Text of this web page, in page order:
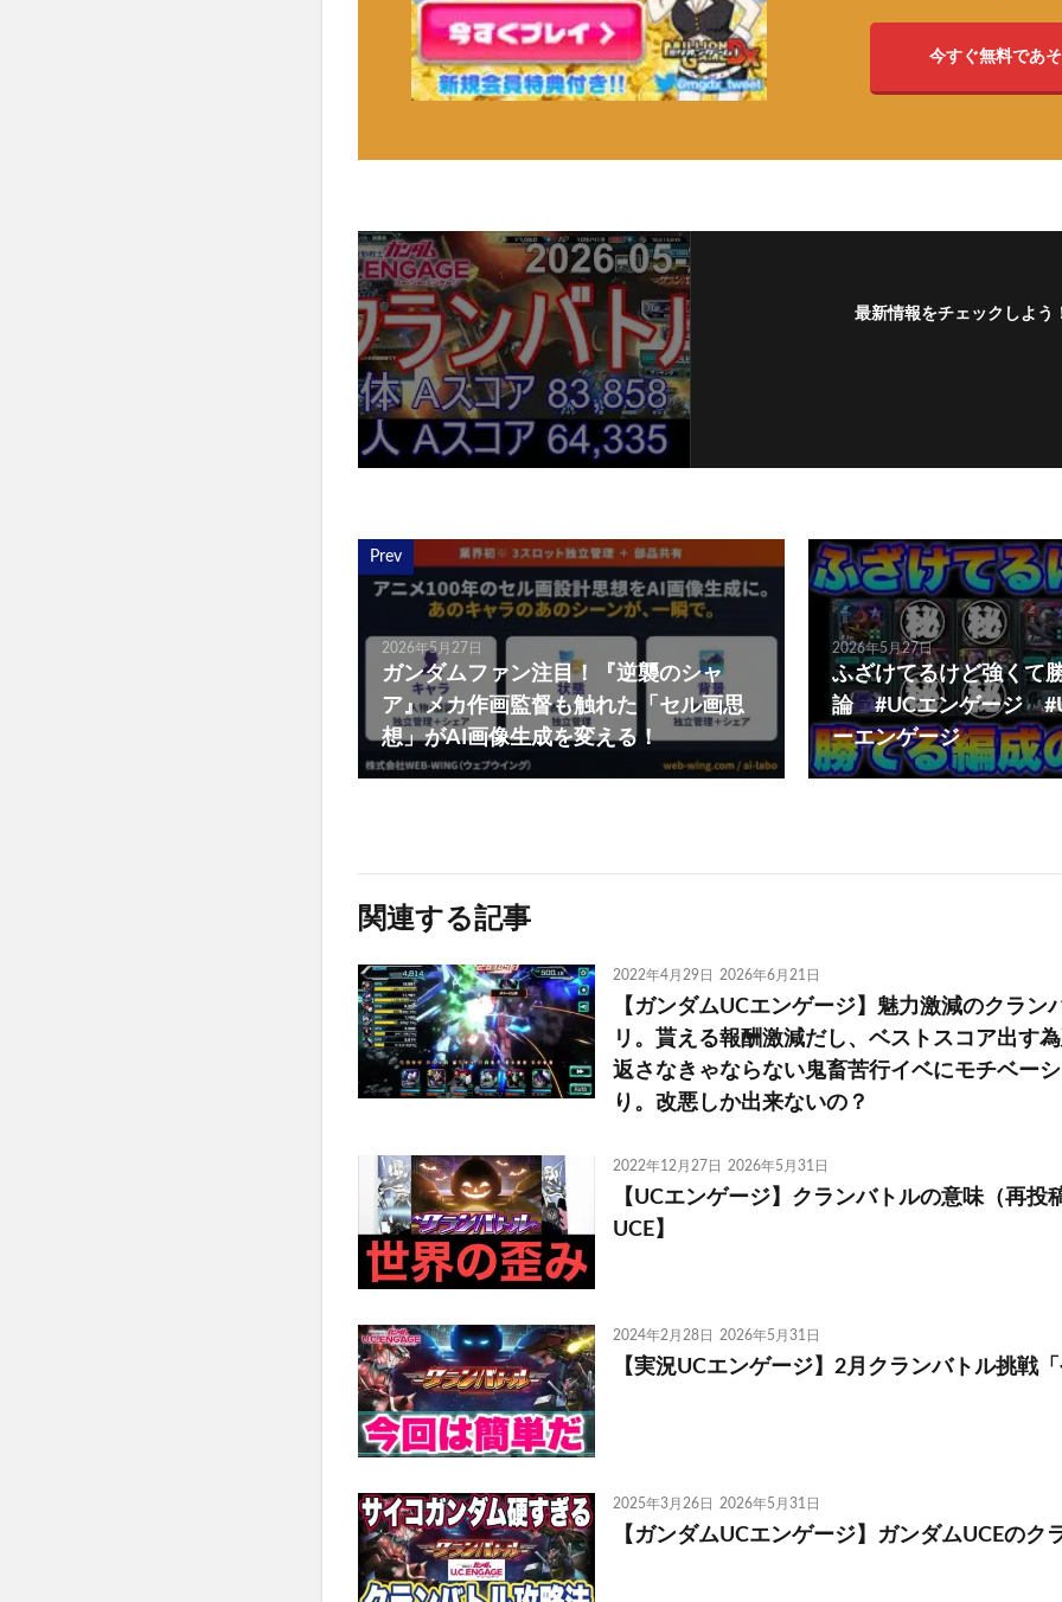
今すぐ無料であ
最新情報をチェックしよう
Prev
2026年5月27日
ガンダムファン注目！『逆襲のシャ
ア』メカ作画監督も触れた「セル画思
想」がAI画像生成を変える！
2026年5月27日
ふざけてるけど強くて
論 #UCエンゲージ
ーエンゲージ
関連する記事
2022年4月29日 2026年6月21日
【ガンダムUCエンゲージ】魅力激減のクラン
リ。貰える報酬激減だし、ベストスコア出す
返さなきゃならない鬼畜苦行イベにモチベー
り。改悪しか出来ないの？
2022年12月27日 2026年5月31日
【UCエンゲージ】クランバトルの意味（再投
UCE】
2024年2月28日 2026年5月31日
【実況UCエンゲージ】2月クランバトル挑戦
2025年3月26日 2026年5月31日
【ガンダムUCエンゲージ】ガンダムUCEのク